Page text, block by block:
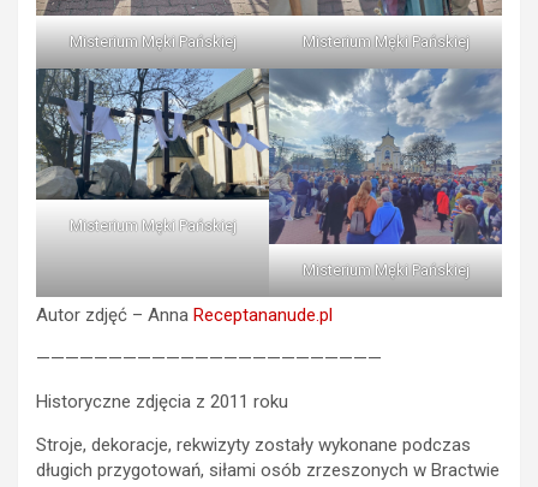
Misterium Męki Pańskiej Misterium Męki Pańskiej
Misterium Męki Pańskiej
Misterium Męki Pańskiej
Autor zdjęć – Anna Receptananude.pl
————————————————————————
Historyczne zdjęcia z 2011 roku
Stroje, dekoracje, rekwizyty zostały wykonane podczas
długich przygotowań, siłami osób zrzeszonych w Bractwie